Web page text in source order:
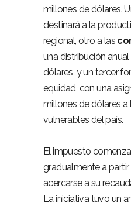
millones de dólares.
destinará a la
regional, otro a las
una distribución
dólares, y un tercer
equidad, con una
millones de dólares a
vulnerables del país.
El impuesto
gradualmente a
acercarse a su
La iniciativa tuvo un